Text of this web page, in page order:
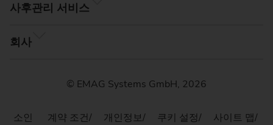
사후관리 서비스
회사
© EMAG Systems GmbH, 2026
소인 계약 조건 개인정보 쿠키 설정
사이트 맵